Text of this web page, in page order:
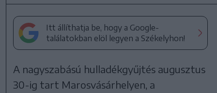
Itt állíthatja be, hogy a Google-
találatokban elöl legyen a Székelyhon!
A nagyszabású hulladékgyűjtés augusztus
30-ig tart Marosvásárhelyen, a